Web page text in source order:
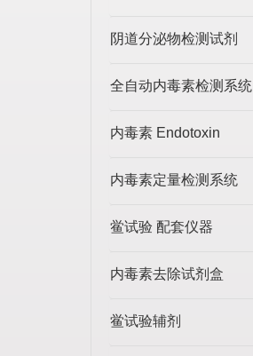
阴道分泌物检测试剂
全自动内毒素检测系统
内毒素 Endotoxin
内毒素定量检测系统
鲎试验 配套仪器
内毒素去除试剂盒
鲎试验辅剂